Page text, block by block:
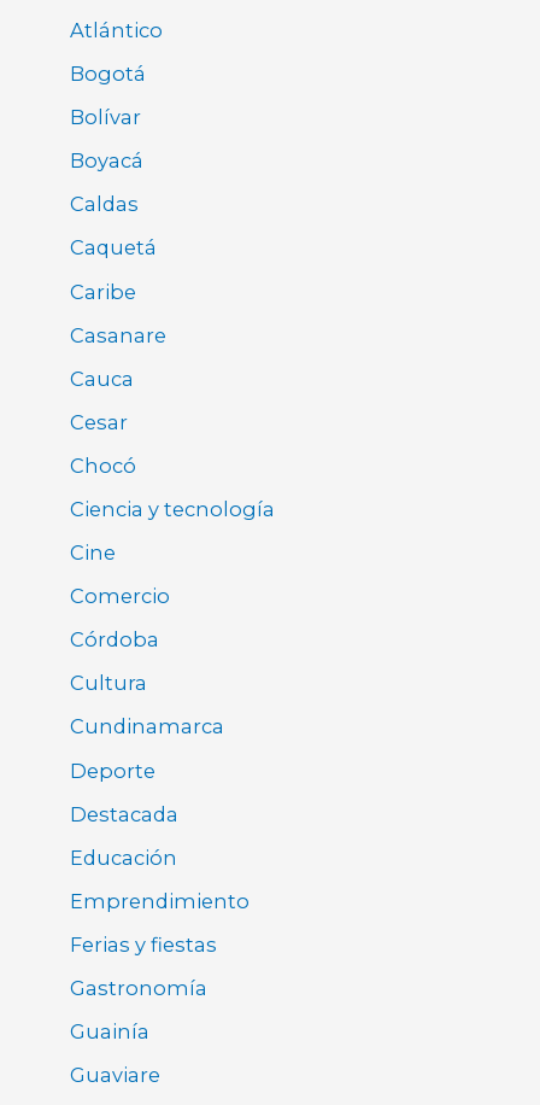
Atlántico
Bogotá
Bolívar
Boyacá
Caldas
Caquetá
Caribe
Casanare
Cauca
Cesar
Chocó
Ciencia y tecnología
Cine
Comercio
Córdoba
Cultura
Cundinamarca
Deporte
Destacada
Educación
Emprendimiento
Ferias y fiestas
Gastronomía
Guainía
Guaviare